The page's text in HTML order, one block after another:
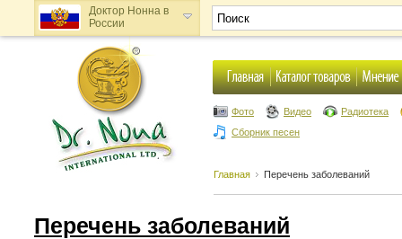
Доктор Нонна в
России
Доктор Нонна в
Украине
Фото Видео
Радиотека
Сборник песен
Главная Перечень заболеваний
Перечень заболеваний